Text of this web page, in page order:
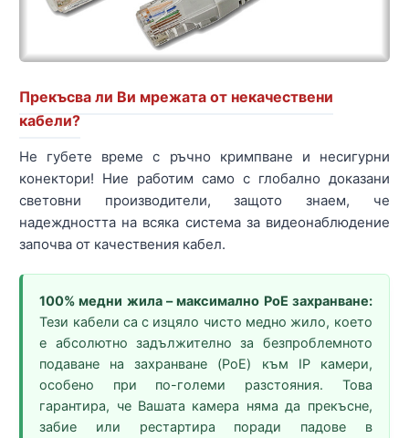
Прекъсва ли Ви мрежата от некачествени
кабели?
Не губете време с ръчно кримпване и несигурни
конектори! Ние работим само с глобално доказани
световни производители, защото знаем, че
надеждността на всяка система за видеонаблюдение
започва от качествения кабел.
100% медни жила – максимално PoE захранване:
Тези кабели са с изцяло чисто медно жило, което
е абсолютно задължително за безпроблемното
подаване на захранване (PoE) към IP камери,
особено при по-големи разстояния. Това
гарантира, че Вашата камера няма да прекъсне,
забие или рестартира поради падове в